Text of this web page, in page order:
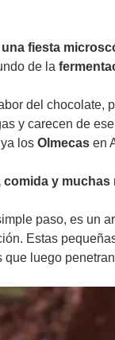
fiesta
de la
del chocolate,
y carecen de
los Olmecas en
comida y
paso, es un
Estas
luego